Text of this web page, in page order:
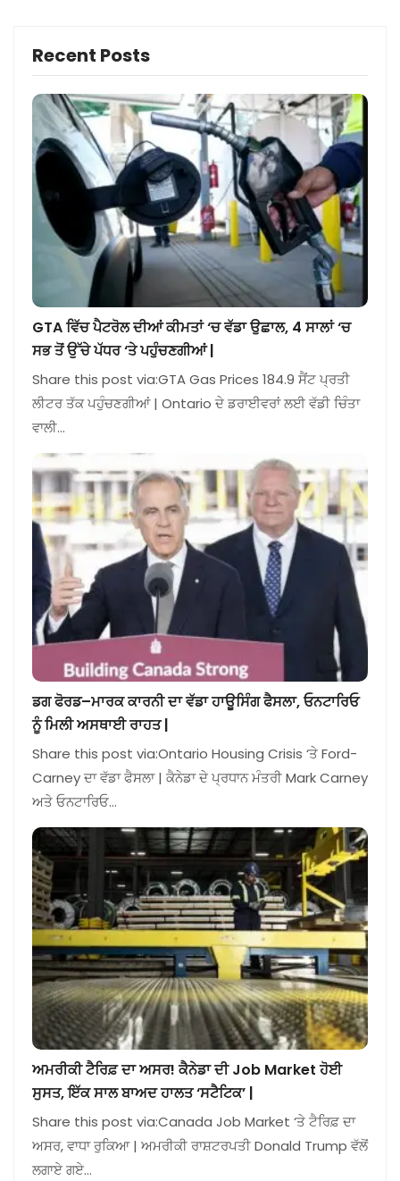
Recent Posts
GTA ਵਿੱਚ ਪੈਟਰੋਲ ਦੀਆਂ ਕੀਮਤਾਂ ‘ਚ ਵੱਡਾ ਉਛਾਲ, 4 ਸਾਲਾਂ ‘ਚ
ਸਭ ਤੋਂ ਉੱਚੇ ਪੱਧਰ ‘ਤੇ ਪਹੁੰਚਣਗੀਆਂ |
Share this post via:GTA Gas Prices 184.9 ਸੈਂਟ ਪ੍ਰਤੀ
ਲੀਟਰ ਤੱਕ ਪਹੁੰਚਣਗੀਆਂ | Ontario ਦੇ ਡਰਾਈਵਰਾਂ ਲਈ ਵੱਡੀ ਚਿੰਤਾ
ਵਾਲੀ…
ਡਗ ਫੋਰਡ–ਮਾਰਕ ਕਾਰਨੀ ਦਾ ਵੱਡਾ ਹਾਊਸਿੰਗ ਫੈਸਲਾ, ਓਨਟਾਰਿਓ
ਨੂੰ ਮਿਲੀ ਅਸਥਾਈ ਰਾਹਤ |
Share this post via:Ontario Housing Crisis ‘ਤੇ Ford-
Carney ਦਾ ਵੱਡਾ ਫੈਸਲਾ | ਕੈਨੇਡਾ ਦੇ ਪ੍ਰਧਾਨ ਮੰਤਰੀ Mark Carney
ਅਤੇ ਓਨਟਾਰਿਓ…
ਅਮਰੀਕੀ ਟੈਰਿਫ਼ ਦਾ ਅਸਰ! ਕੈਨੇਡਾ ਦੀ Job Market ਹੋਈ
ਸੁਸਤ, ਇੱਕ ਸਾਲ ਬਾਅਦ ਹਾਲਤ ‘ਸਟੈਟਿਕ’ |
Share this post via:Canada Job Market ‘ਤੇ ਟੈਰਿਫ਼ ਦਾ
ਅਸਰ, ਵਾਧਾ ਰੁਕਿਆ | ਅਮਰੀਕੀ ਰਾਸ਼ਟਰਪਤੀ Donald Trump ਵੱਲੋਂ
ਲਗਾਏ ਗਏ…